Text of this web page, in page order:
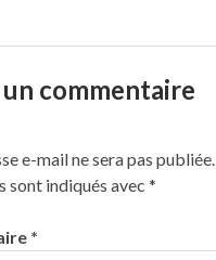
un commentaire
e-mail ne sera pas publiée.
sont indiqués avec *
*